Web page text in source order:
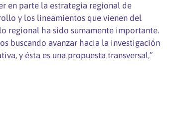
en parte la estrategia regional de
y los lineamientos que vienen del
regional ha sido sumamente importante.
buscando avanzar hacia la investigación
y ésta es una propuesta transversal,”